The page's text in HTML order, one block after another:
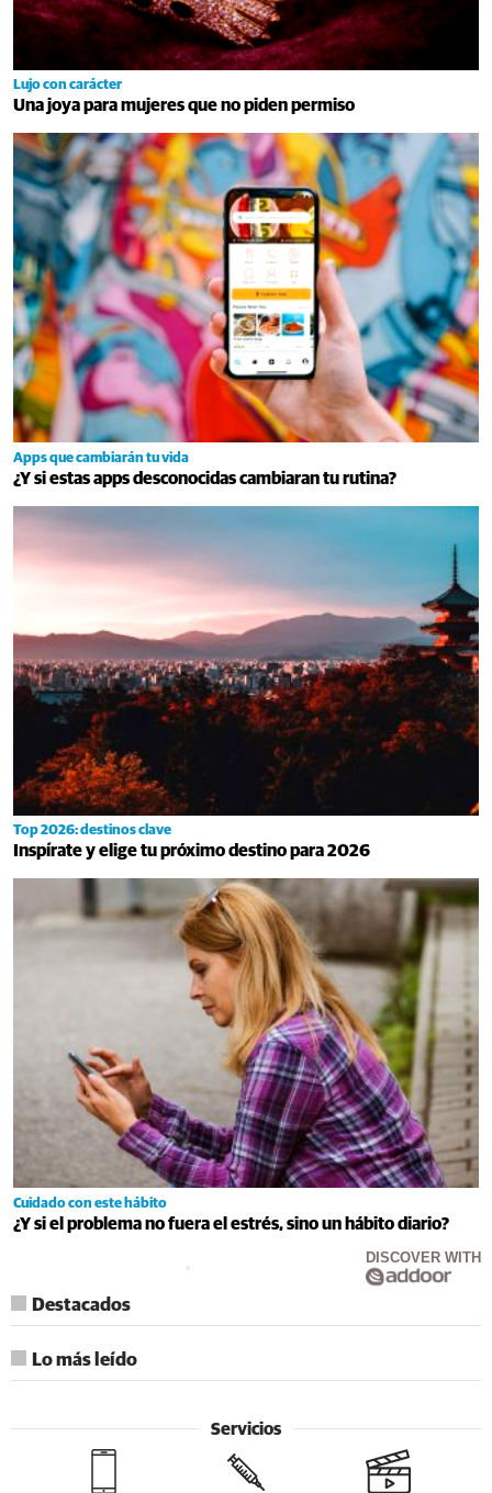
Lujo con carácter
Una joya para mujeres que no piden permiso
Apps que cambiarán tu vida
¿Y si estas apps desconocidas cambiaran tu rutina?
Top 2026: destinos clave
Inspírate y elige tu próximo destino para 2026
Cuidado con este hábito
¿Y si el problema no fuera el estrés, sino un hábito diario?
DISCOVER WITH
Destacados
Lo más leído
Servicios